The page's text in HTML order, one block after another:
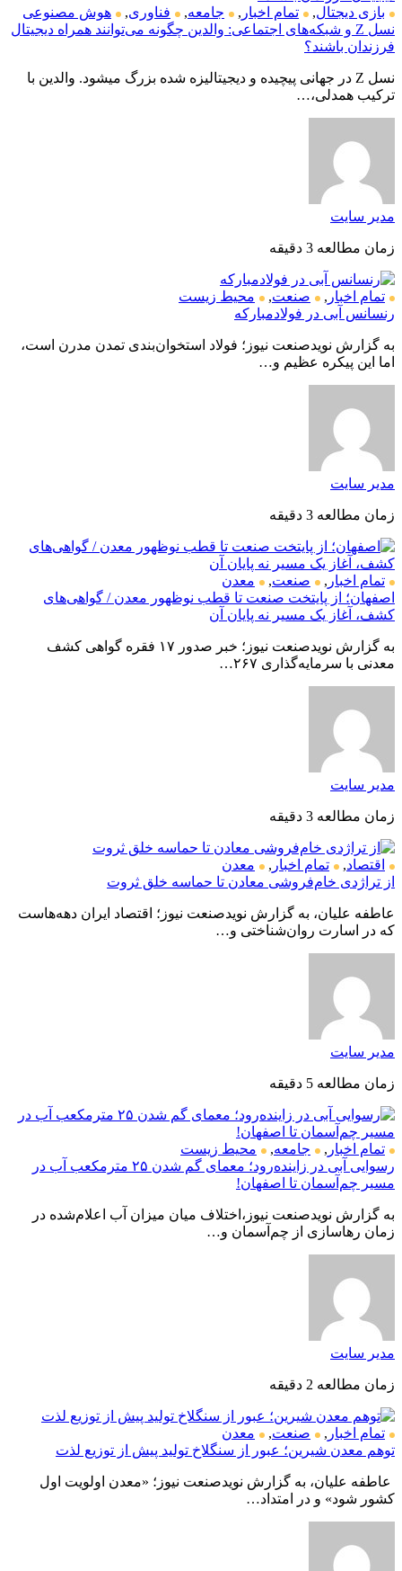
بازی دیجتال, تمام اخبار , جامعه, فناوری,
هوش مصنوعی
نسل Z و شبکه‌های اجتماعی: والدین چگونه می‌توانند همراه دیجیتال
فرزندان باشند؟
نسل Z در جهانی پیچیده و دیجیتالیزه شده بزرگ میشود. والدین با
ترکیب همدلی،…
مدیر سایت
زمان مطالعه 3 دقیقه
تمام اخبار , صنعت,
محیط زیست
رنسانس آبی در فولادمبارکه
به گزارش نویدصنعت نیوز؛ فولاد استخوان‌بندی تمدن مدرن است،
اما این پیکره عظیم و…
مدیر سایت
زمان مطالعه 3 دقیقه
تمام اخبار , صنعت,
معدن
اصفهان؛ از پایتخت صنعت تا قطب نوظهور معدن / گواهی‌های
کشف، آغاز یک مسیر نه پایان آن
به گزارش نویدصنعت نیوز؛ خبر صدور ۱۷ فقره گواهی کشف
معدنی با سرمایه‌گذاری ۲۶۷…
مدیر سایت
زمان مطالعه 3 دقیقه
اقتصاد, تمام اخبار ,
معدن
از تراژدی خام‌فروشی معادن تا حماسه خلق ثروت
عاطفه علیان، به گزارش نویدصنعت نیوز؛ اقتصاد ایران دهه‌هاست
که در اسارت روان‌شناختی و…
مدیر سایت
زمان مطالعه 5 دقیقه
تمام اخبار , جامعه,
محیط زیست
رسوایی آبی در زاینده‌رود؛ معمای گم شدن ۲۵ مترمکعب آب در
مسیر چم‌آسمان تا اصفهان!
به گزارش نویدصنعت نیوز،اختلاف میان میزان آب اعلام‌شده در
زمان رهاسازی از چم‌آسمان و…
مدیر سایت
زمان مطالعه 2 دقیقه
تمام اخبار , صنعت,
معدن
توهم معدن شیرین؛ عبور از سنگلاخ تولید پیش از توزیع لذت
عاطفه علیان، به گزارش نویدصنعت نیوز؛ «معدن اولویت اول
کشور شود» و در امتداد…